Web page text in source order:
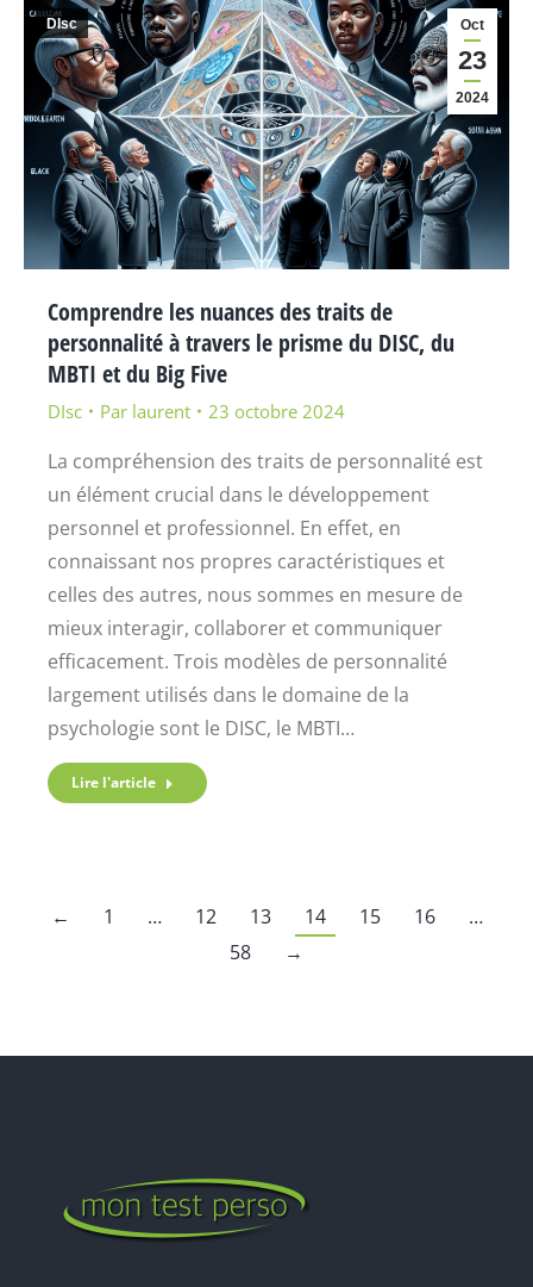
Oct
23
2024
DIsc
Comprendre les nuances des traits de
personnalité à travers le prisme du DISC, du
MBTI et du Big Five
DIsc Par laurent 23 octobre 2024
La compréhension des traits de personnalité est
un élément crucial dans le développement
personnel et professionnel. En effet, en
connaissant nos propres caractéristiques et
celles des autres, nous sommes en mesure de
mieux interagir, collaborer et communiquer
efficacement. Trois modèles de personnalité
largement utilisés dans le domaine de la
psychologie sont le DISC, le MBTI…
Lire l'article
← 1 … 12 13 14 15 16
…
58
→